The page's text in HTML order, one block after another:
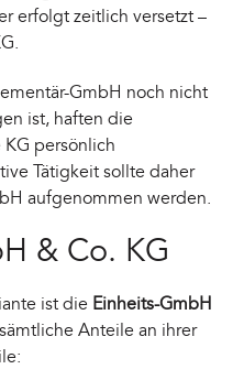
erfolgt zeitlich versetzt –
GmbH noch nicht
ist, haften die
persönlich
Tätigkeit sollte daher
aufgenommen werden.
& Co. KG
ist die Einheits-GmbH
Anteile an ihrer